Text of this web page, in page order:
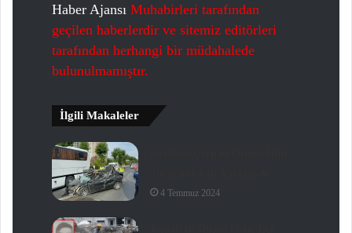
Haber Ajansı Muhabirleri tarafından
geçilen haberlerdir ve sitemiz editörleri
tarafından herhangi bir müdahalede
bulunulmamıştır.
İlgili Makaleler
4 Temmuz 2024